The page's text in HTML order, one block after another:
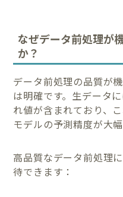
なぜデータ前処理が
か？
データ前処理の品質が
は明確です。生データ
れ値が含まれており、
モデルの予測精度が大幅
高品質なデータ前処理
待できます：